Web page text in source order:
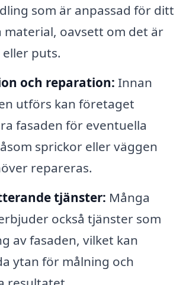
som är anpassad för ditt
material, oavsett om det är
puts.
och reparation: Innan
utförs kan företaget
fasaden för eventuella
sprickor eller väggen
repareras.
tjänster: Många
också tjänster som
av fasaden, vilket kan
ytan för målning och